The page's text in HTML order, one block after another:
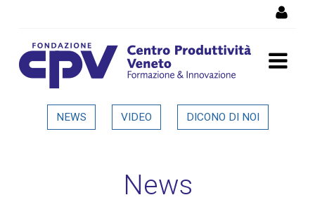
Dettaglio in evidenza
NEWS VIDEO DICONO DI NOI
News